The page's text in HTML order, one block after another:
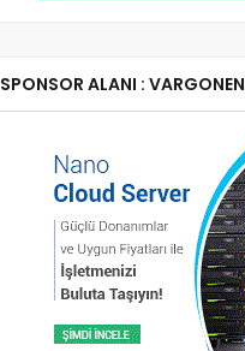
SPONSOR ALANI : VARGONEN